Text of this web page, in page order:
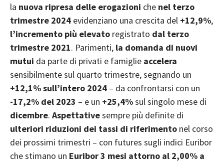
la nuova ripresa delle erogazioni che nel terzo
trimestre 2024 evidenziano una crescita del +12,9%,
l’incremento più elevato registrato dal terzo
trimestre 2021. Parimenti, la domanda di nuovi
mutui da parte di privati e famiglie accelera
sensibilmente sul quarto trimestre, segnando un
+12,1%sull’intero 2024 – da confrontarsi con un
-17,2% del 2023 – e un +25,4%sul singolo mese di
dicembre. Aspettativesempre più definite di
ulteriori riduzioni dei tassi di riferimento nel corso
dei prossimi trimestri – con futures sugli indici Euribor
che stimano un Euribor 3 mesi attorno al 2,00% a